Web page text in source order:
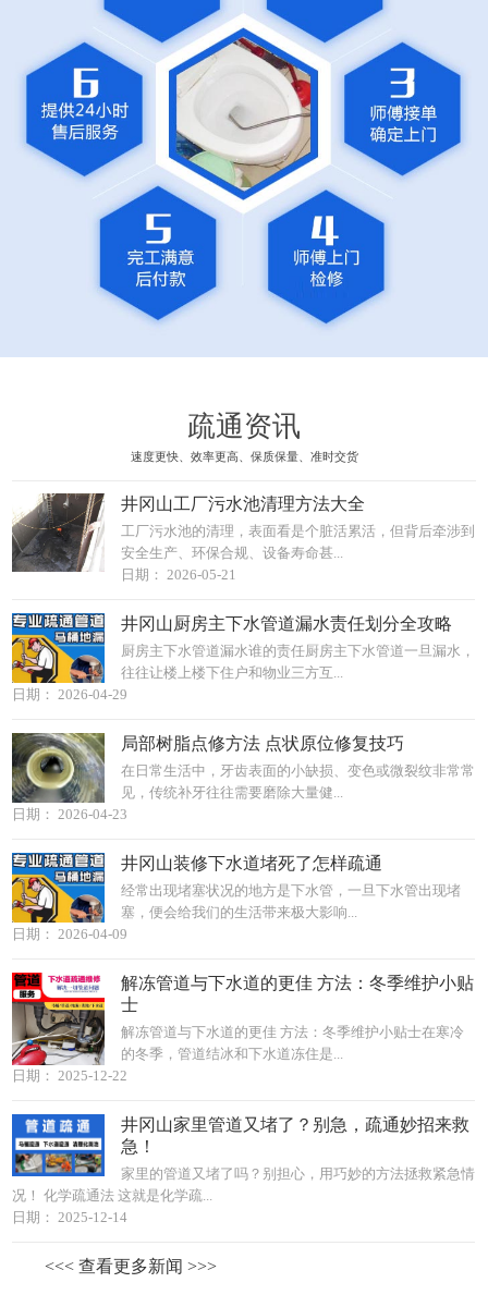
疏通资讯
速度更快、效率更高、保质保量、准时交货
井冈山工厂污水池清理方法大全
工厂污水池的清理，表面看是个脏活累活，但背后牵涉到
安全生产、环保合规、设备寿命甚...
日期： 2026-05-21
井冈山厨房主下水管道漏水责任划分全攻略
厨房主下水管道漏水谁的责任厨房主下水管道一旦漏水，
往往让楼上楼下住户和物业三方互...
日期： 2026-04-29
局部树脂点修方法 点状原位修复技巧
在日常生活中，牙齿表面的小缺损、变色或微裂纹非常常
见，传统补牙往往需要磨除大量健...
日期： 2026-04-23
井冈山装修下水道堵死了怎样疏通
经常出现堵塞状况的地方是下水管，一旦下水管出现堵
塞，便会给我们的生活带来极大影响...
日期： 2026-04-09
解冻管道与下水道的更佳 方法：冬季维护小贴
士
解冻管道与下水道的更佳 方法：冬季维护小贴士在寒冷
的冬季，管道结冰和下水道冻住是...
日期： 2025-12-22
井冈山家里管道又堵了？别急，疏通妙招来救
急！
家里的管道又堵了吗？别担心，用巧妙的方法拯救紧急情
况！ 化学疏通法 这就是化学疏...
日期： 2025-12-14
<<< 查看更多新闻 >>>